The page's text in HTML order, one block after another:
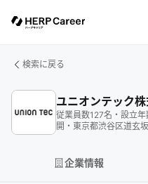
検索に戻る
ユニオンテック
従業員数127名 ・ 設立年
開 ・ 東京都渋谷区道玄
企業情報